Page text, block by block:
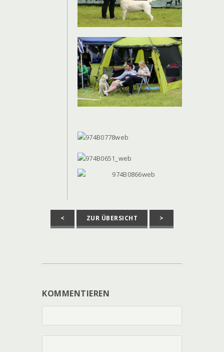
< ZUR ÜBERSICHT >
KOMMENTIEREN